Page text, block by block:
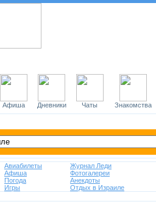
Афиша Дневники Чаты Знакомства
Авиабилеты
Журнал Леди
Афиша
Фотогалереи
Погода
Анекдоты
Игры
Отдых в Израиле